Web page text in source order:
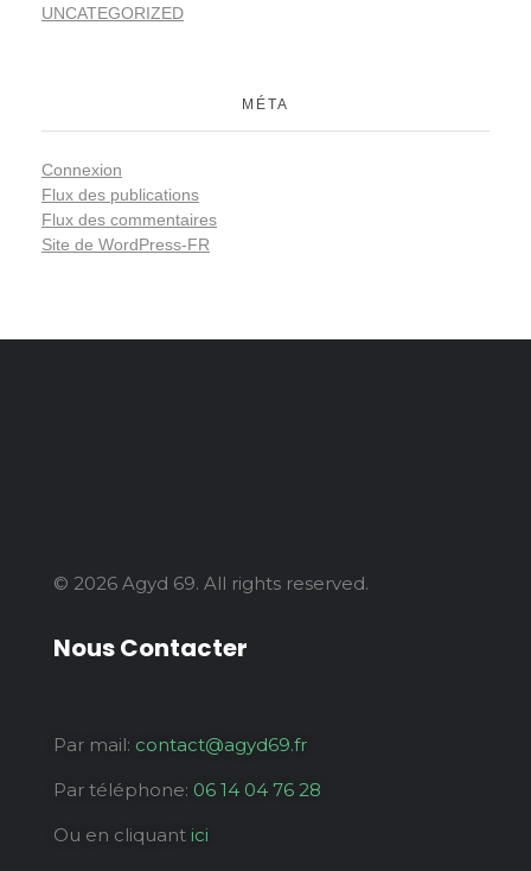
UNCATEGORIZED
MÉTA
Connexion
Flux des publications
Flux des commentaires
Site de WordPress-FR
© 2026 Agyd 69. All rights reserved.
Nous Contacter
Par mail: contact@agyd69.fr
Par téléphone: 06 14 04 76 28
Ou en cliquant ici